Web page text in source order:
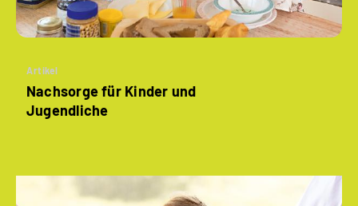
Artikel
Nachsorge für Kinder und
Jugendliche